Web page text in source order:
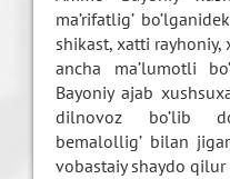
ma’rifatlig’
shikast, xatti
ancha ma’lumotli
Bayoniy ajab
dilnovoz bo’lib
bemalollig’ bilan
vobastaiy shaydo qilur